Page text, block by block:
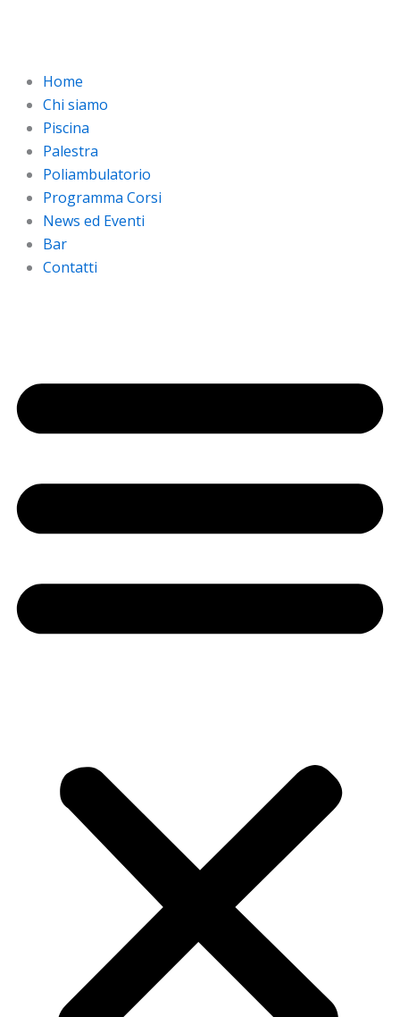
Home
Chi siamo
Piscina
Palestra
Poliambulatorio
Programma Corsi
News ed Eventi
Bar
Contatti